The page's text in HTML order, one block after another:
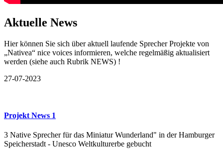
Aktuelle News
Hier können Sie sich über aktuell laufende Sprecher Projekte von
„Nativea“ nice voices informieren, welche regelmäßig aktualisiert
werden (siehe auch Rubrik NEWS) !
27-07-2023
Projekt News 1
3 Native Sprecher für das Miniatur Wunderland" in der Hamburger
Speicherstadt - Unesco Weltkulturerbe gebucht